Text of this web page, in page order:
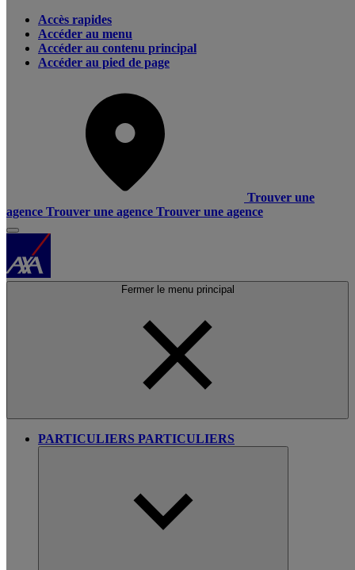
Accès rapides
Accéder au menu
Accéder au contenu principal
Accéder au pied de page
Trouver une
agence Trouver une agence Trouver une agence
Fermer le menu principal
PARTICULIERS PARTICULIERS